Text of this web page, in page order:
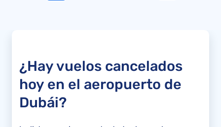
¿Hay vuelos cancelados
hoy en el aeropuerto de
Dubái?